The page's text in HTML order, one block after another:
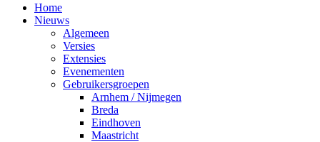
Home
Nieuws
Algemeen
Versies
Extensies
Evenementen
Gebruikersgroepen
Arnhem / Nijmegen
Breda
Eindhoven
Maastricht